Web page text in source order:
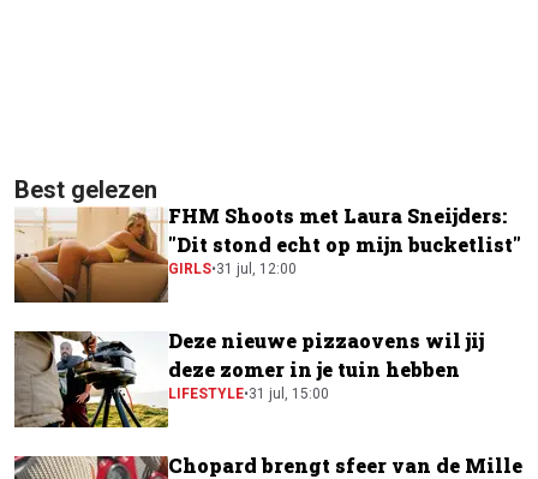
Best gelezen
FHM Shoots met Laura Sneijders:
"Dit stond echt op mijn bucketlist"
GIRLS•31 jul, 12:00
Deze nieuwe pizzaovens wil jij
deze zomer in je tuin hebben
LIFESTYLE•31 jul, 15:00
Chopard brengt sfeer van de Mille